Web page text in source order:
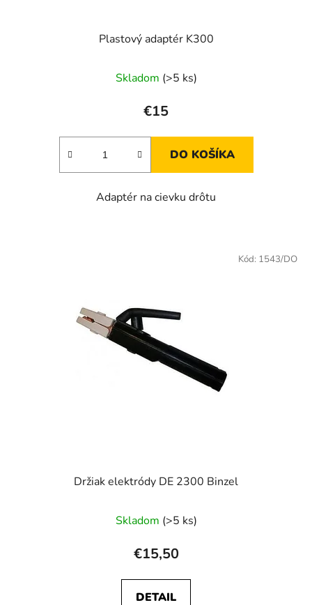
Plastový adaptér K300
Skladom (>5 ks)
€15
DO KOŠÍKA
Adaptér na cievku drôtu
Držiak elektródy DE 2300 Binzel
Skladom (>5 ks)
€15,50
DETAIL
Kód: 1543/DO